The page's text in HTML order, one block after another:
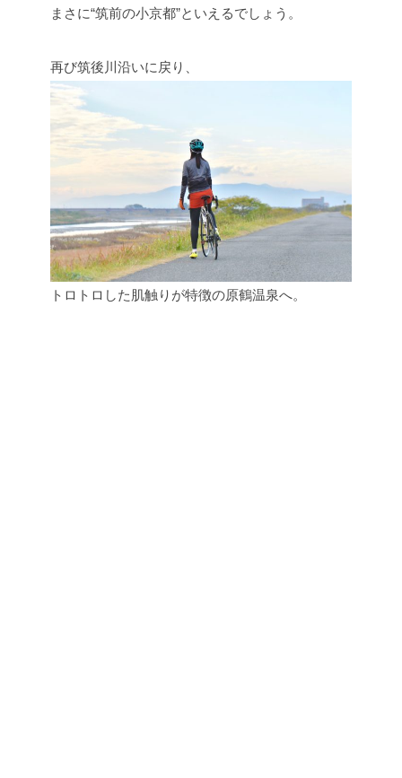
まさに“筑前の小京都”といえるでしょう。
再び筑後川沿いに戻り、
トロトロした肌触りが特徴の原鶴温泉へ。